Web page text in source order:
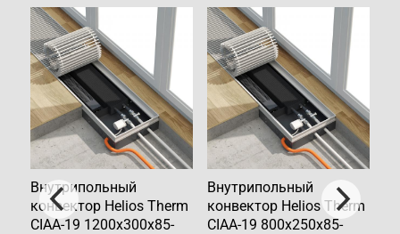
Внутрипольный
конвектор Helios Therm
CIAA-19 1200x300x85-
Внутрипольный
конвектор Helios Therm
CIAA-19 800x250x85-